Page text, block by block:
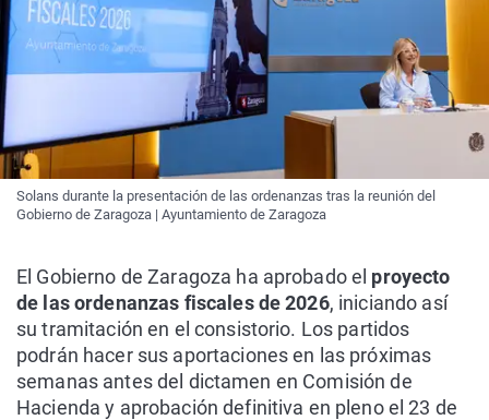
Solans durante la presentación de las ordenanzas tras la reunión del
Gobierno de Zaragoza | Ayuntamiento de Zaragoza
El Gobierno de Zaragoza ha aprobado el proyecto
de las ordenanzas fiscales de 2026, iniciando así
su tramitación en el consistorio. Los partidos
podrán hacer sus aportaciones en las próximas
semanas antes del dictamen en Comisión de
Hacienda y aprobación definitiva en pleno el 23 de